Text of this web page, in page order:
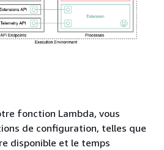
fonction Lambda, vous
de configuration, telles que
disponible et le temps